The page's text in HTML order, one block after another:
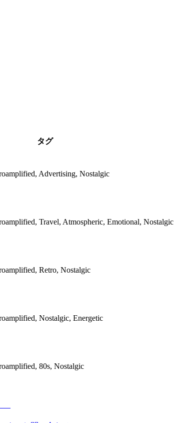
タグ
Advertising, Nostalgic
Travel, Atmospheric, Emotional, Nostalgic
Retro, Nostalgic
Nostalgic, Energetic
80s, Nostalgic